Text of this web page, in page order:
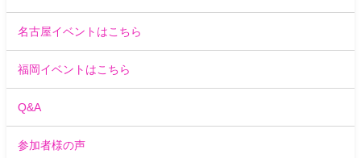
名古屋イベントはこちら
福岡イベントはこちら
Q&A
参加者様の声